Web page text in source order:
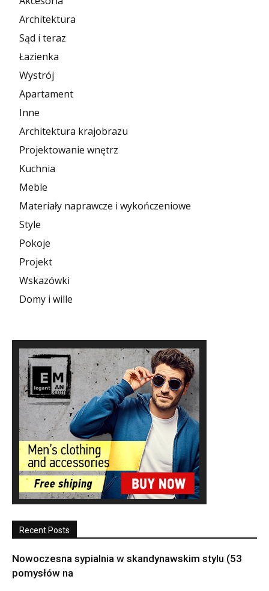
Architektura
Sąd i teraz
Łazienka
Wystrój
Apartament
Inne
Architektura krajobrazu
Projektowanie wnętrz
Kuchnia
Meble
Materiały naprawcze i wykończeniowe
Style
Pokoje
Projekt
Wskazówki
Domy i wille
Recent Posts
Nowoczesna sypialnia w skandynawskim stylu (53
pomysłów na